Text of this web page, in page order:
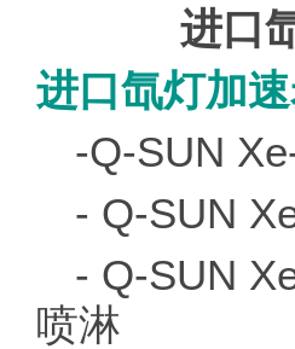
进口
进口氙灯加
-Q-SUN
- Q-SUN
- Q-SUN
喷淋